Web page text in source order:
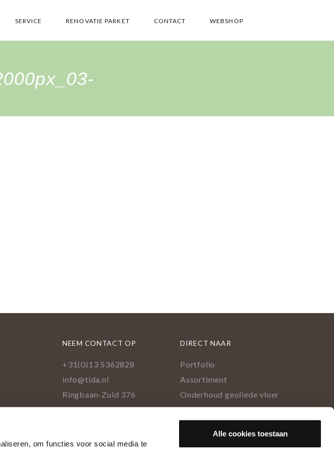
om functies voor social media te
Alle cookies toestaan
SERVICE RENOVATIE PARKET CONTACT WEBSHOP
NEEM CONTACT OP
+31(0)13 5362828
info@tida.nl
Ringbaan-Zuid 376
5022 GA Tilburg
DIRECT NAAR
Portfolio
Assortiment
Onderhoud geoliede vloer
Houtsoorten